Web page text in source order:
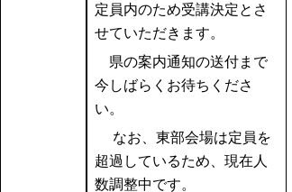
定員内のため受講決定とさ
せていただきます。
県の案内通知の送付まで
今しばらくお待ちくださ
い。
なお、東部会場は定員を
超過しているため、現在人
数調整中です。